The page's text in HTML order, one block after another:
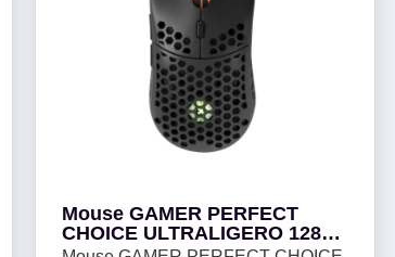
Mouse GAMER PERFECT
CHOICE ULTRALIGERO 12800
DPI - LITEBEE -